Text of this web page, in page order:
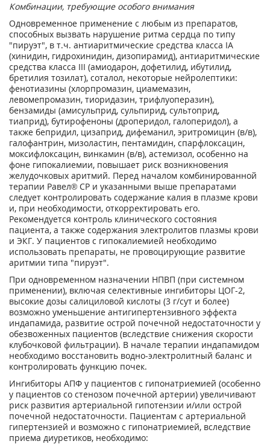
Комбинации, требующие особого внимания
Одновременное применение с любым из препаратов,
способных вызвать нарушение ритма сердца по типу
"пируэт", в т.ч. антиаритмические средства класса IA
(хинидин, гидрохинидин, дизопирамид), антиаритмические
средства класса III (амиодарон, дофетилид, ибутилид,
бретилия тозилат), соталол, некоторые нейролептики:
фенотиазины (хлорпромазин, циамемазин,
левомепромазин, тиоридазин, трифлуоперазин),
бензамиды (амисульприд, сульпирид, сультоприд,
тиаприд), бутирофеноны (дроперидол, галоперидол), а
также бепридил, цизаприд, дифеманил, эритромицин (в/в),
галофантрин, мизоластин, пентамидин, спарфлоксацин,
моксифлоксацин, винкамин (в/в), астемизол, особенно на
фоне гипокалиемии, повышает риск возникновения
желудочковых аритмий. Перед началом комбинированной
терапии Равел® СР и указанными выше препаратами
следует контролировать содержание калия в плазме крови
и, при необходимости, откорректировать его.
Рекомендуется контроль клинического состояния
пациента, а также содержания электролитов плазмы крови
и ЭКГ. У пациентов с гипокалиемией необходимо
использовать препараты, не провоцирующие развитие
аритмии типа "пируэт".
При одновременном назначении НПВП (при системном
применении), включая селективные ингибиторы ЦОГ-2,
высокие дозы салициловой кислоты (3 г/сут и более)
возможно уменьшение антигипертензивного эффекта
индапамида, развитие острой почечной недостаточности у
обезвоженных пациентов (вследствие снижения скорости
клубочковой фильтрации). В начале терапии индапамидом
необходимо восстановить водно-электролитный баланс и
контролировать функцию почек.
Ингибиторы АПФ у пациентов с гипонатриемией (особенно
у пациентов со стенозом почечной артерии) увеличивают
риск развития артериальной гипотензии и/или острой
почечной недостаточности. Пациентам с артериальной
гипертензией и возможно с гипонатриемией, вследствие
приема диуретиков, необходимо: